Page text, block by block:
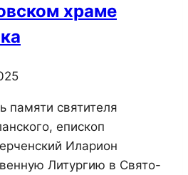
храме
памяти святителя
епископ
Иларион
Литургию в Свято-